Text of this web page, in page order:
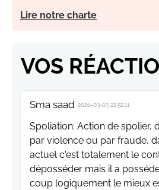
Lire notre charte
VOS
Sma saad 2026-03-03 22:52:11
Spoliation: Action de spolier,
par violence ou par fraude,
actuel c'est totalement le
déposséder mais il a
coup logiquement le mieux